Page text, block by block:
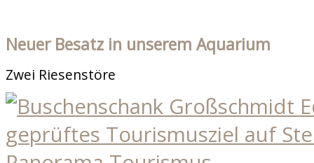
Neuer Besatz in unserem Aquarium
Zwei Riesenstöre